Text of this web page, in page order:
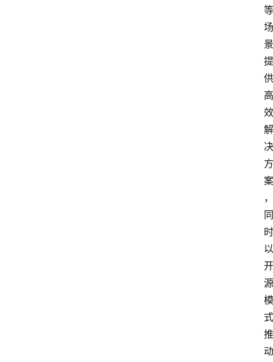
等
场
景
提
供
高
效
解
决
方
案
，
同
时
以
开
源
模
式
推
动